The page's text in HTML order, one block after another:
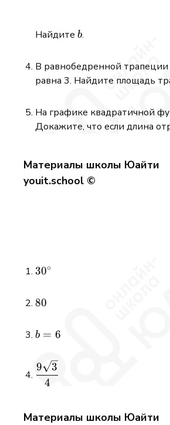
Найдите b
b.
В равнобедренной трапеции
равна 3. Найдите площадь
На графике квадратичной
Докажите, что если длина
Материалы школы Юайти
youit.school ©
30^\circ
30∘
80
80
b
6
b = 6
\displaystyle
\frac{9\sqrt{3}}
4
9 3
Материалы школы Юайти